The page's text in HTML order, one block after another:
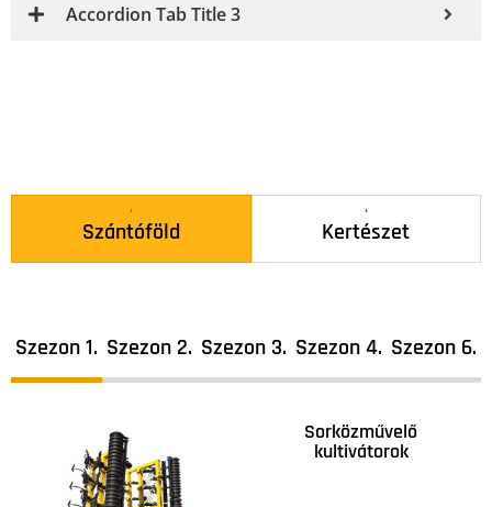
Accordion Tab Title 3
Szántóföld Kertészet
Szezon 1. Szezon 2. Szezon 3. Szezon 4. Szezon 6.
Sorközművelő
kultivátorok